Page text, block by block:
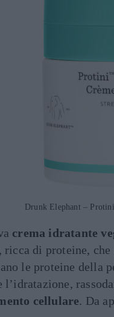
Drunk Elephant –
crema idratante
, ricca di proteine,
le proteine della
l’idratazione,
cellulare. Da